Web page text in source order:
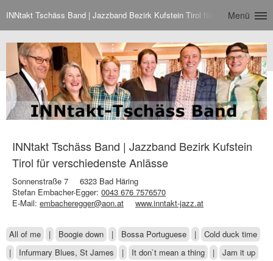
INNtakt Tschäss Band | Jazzband Bezirk Kufstein Tirol für verschiedenste
Menü
INNtakt Tschäss Band | Jazzband Bezirk Kufstein
Tirol für verschiedenste Anlässe
Sonnenstraße 7
6323 Bad Häring
Stefan Embacher-Egger: 0043 676 7576570
E-Mail: embacheregger@aon.at www.inntakt-jazz.at
All of me | Boogie down | Bossa Portuguese |
Cold duck time
|
Infurmary Blues, St James | It don`t mean a thing |
Jam it up